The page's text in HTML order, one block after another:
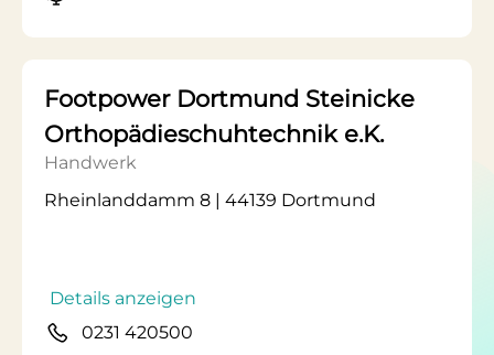
Footpower Dortmund Steinicke
Orthopädieschuhtechnik e.K.
Handwerk
Rheinlanddamm 8 | 44139 Dortmund
Details anzeigen
0231 420500